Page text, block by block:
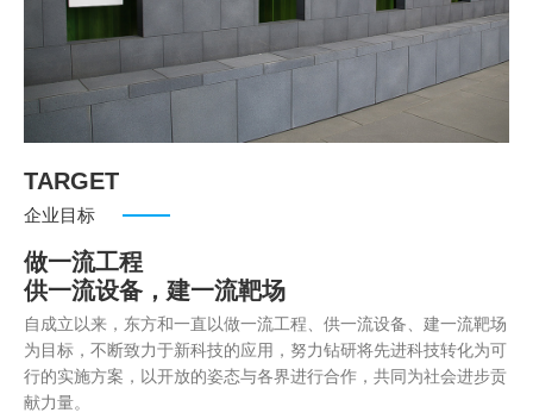
TARGET
企业目标
做一流工程
供一流设备，建一流靶场
自成立以来，东方和一直以做一流工程、供一流设备、建一流靶场
为目标，不断致力于新科技的应用，努力钻研将先进科技转化为可
行的实施方案，以开放的姿态与各界进行合作，共同为社会进步贡
献力量。